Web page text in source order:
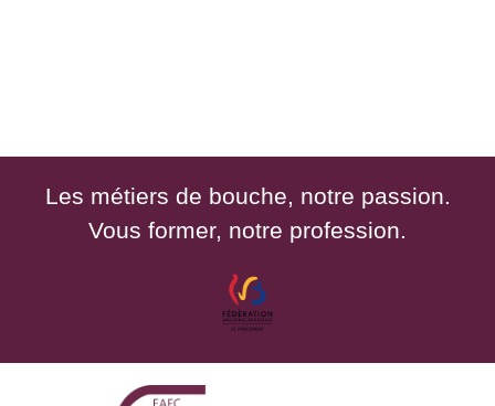
Les métiers de bouche, notre passion.
Vous former, notre profession.